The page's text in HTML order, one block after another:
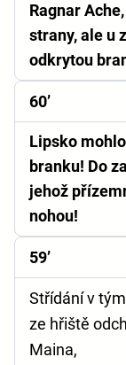
Ragnar
strany, ale u
odkrytou
60’
Lipsko
branku! Do
jehož
nohou!
59’
Střídání v
ze hřiště
Maina,